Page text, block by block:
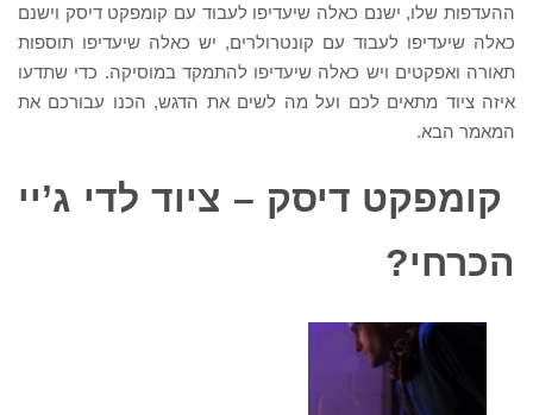
ההעדפות שלו, ישנם כאלה שיעדיפו לעבוד עם קומפקט דיסק וישנם
כאלה שיעדיפו לעבוד עם קונטרולרים, יש כאלה שיעדיפו תוספות
תאורה ואפקטים ויש כאלה שיעדיפו להתמקד במוסיקה. כדי שתדעו
איזה ציוד מתאים לכם ועל מה לשים את הדגש, הכנו עבורכם את
המאמר הבא.
קומפקט דיסק – ציוד לדי ג’יי
הכרחי?